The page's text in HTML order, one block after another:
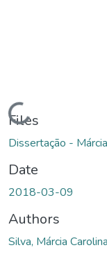
Loading...
Files
Dissertação -
Date
2018-03-09
Authors
Silva, Márcia Carolina